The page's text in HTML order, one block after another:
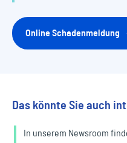
Online Schadenmeldung
Das könnte Sie auch
In unserem Newsroom